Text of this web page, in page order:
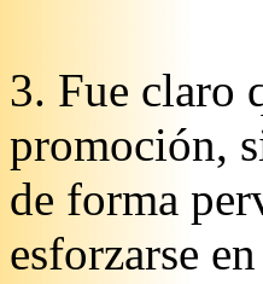
3. Fue claro
promoción,
de forma
esforzarse